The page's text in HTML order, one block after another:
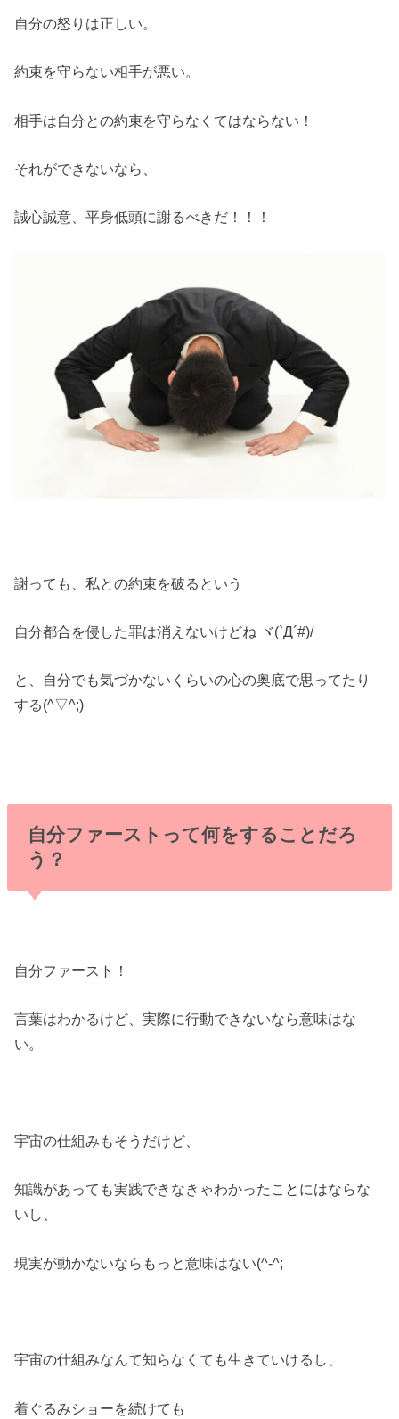
自分の怒りは正しい。
約束を守らない相手が悪い。
相手は自分との約束を守らなくてはならない！
それができないなら、
誠心誠意、平身低頭に謝るべきだ！！！
謝っても、私との約束を破るという
自分都合を侵した罪は消えないけどね ヾ(`Д´#)/
と、自分でも気づかないくらいの心の奥底で思ってたり
する(^▽^;)
自分ファーストって何をすることだろ
う？
自分ファースト！
言葉はわかるけど、実際に行動できないなら意味はな
い。
宇宙の仕組みもそうだけど、
知識があっても実践できなきゃわかったことにはならな
いし、
現実が動かないならもっと意味はない(^-^;
宇宙の仕組みなんて知らなくても生きていけるし、
着ぐるみショーを続けても